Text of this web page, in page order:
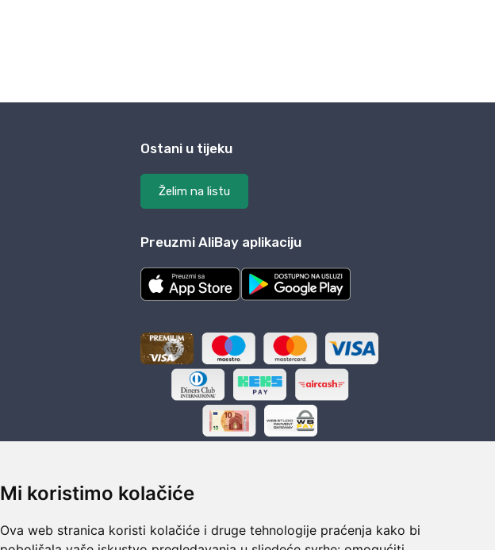
Mi koristimo kolačiće
Ova web stranica koristi kolačiće i druge tehnologije praćenja kako bi
Ostani u tijeku
Želim na listu
Preuzmi AliBay aplikaciju
24/7 odlična podrška Sigurno obročno plaćanje